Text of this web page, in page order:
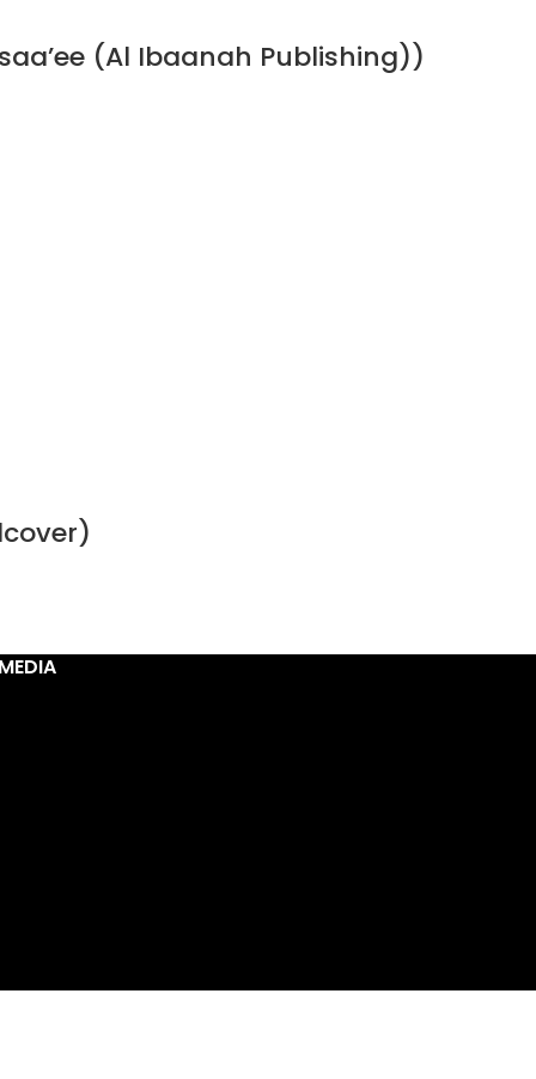
(Al Ibaanah Publishing))